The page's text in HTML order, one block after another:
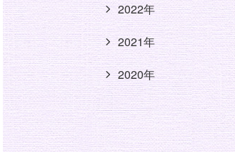
2022年
2021年
2020年